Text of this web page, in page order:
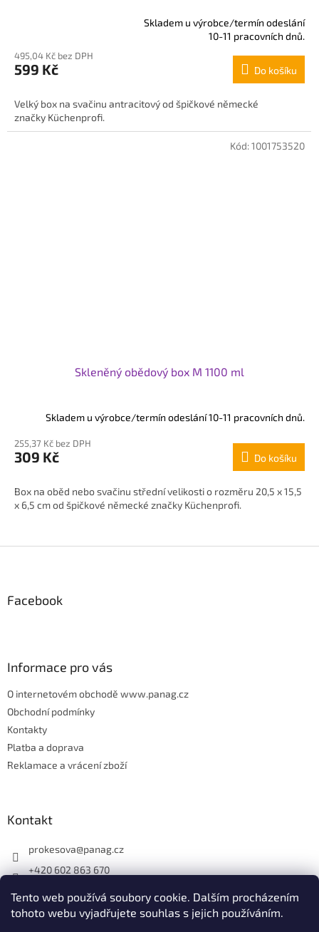
Tento web používá soubory cookie. Dalším procházením
tohoto webu vyjadřujete souhlas s jejich používáním.
produktu
je
z
hvězdiček.
Skladem u výrobce/termín odeslání
10-11 pracovních dnů.
495,04 Kč bez DPH
599 Kč Do košíku
Velký box na svačinu antracitový od špičkové německé
značky Küchenprofi.
Skleněný obědový box M 1100 ml
Skladem u výrobce/termín odeslání 10-11 pracovních dnů.
255,37 Kč bez DPH
309 Kč Do košíku
Box na oběd nebo svačinu střední velikosti o rozměru 20,5 x 15,5
x 6,5 cm od špičkové německé značky Küchenprofi.
Kód:1001753520
p
aFacebook
Informace pro vás
O internetovém obchodě www.panag.cz
Obchodní podmínky
Kontakty
Platba a doprava
Reklamace a vrácení zboží
Kontakt
prokesova@panag.cz
+420 602 863 670